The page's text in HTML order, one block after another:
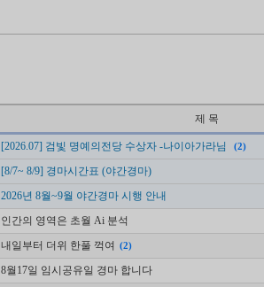
제 목
[2026.07] 검빛 명예의전당 수상자 -나이아가라님 (2)
[8/7~ 8/9] 경마시간표 (야간경마)
2026년 8월~9월 야간경마 시행 안내
인간의 영역은 초월 Ai 분석
내일부터 더위 한풀 꺽여 (2)
8월17일 임시공유일 경마 합니다